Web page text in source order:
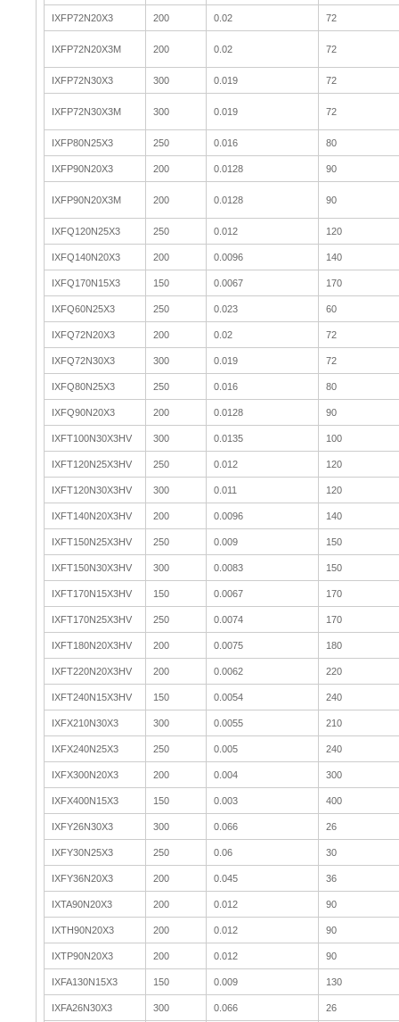
IXFP72N20X3 200 0.02 72
IXFP72N20X3M 200 0.02 72
IXFP72N30X3 300 0.019 72
IXFP72N30X3M 300 0.019 72
IXFP80N25X3 250 0.016 80
IXFP90N20X3 200 0.0128 90
IXFP90N20X3M 200 0.0128 90
IXFQ120N25X3 250 0.012 120
IXFQ140N20X3 200 0.0096 140
IXFQ170N15X3 150 0.0067 170
IXFQ60N25X3 250 0.023 60
IXFQ72N20X3 200 0.02 72
IXFQ72N30X3 300 0.019 72
IXFQ80N25X3 250 0.016 80
IXFQ90N20X3 200 0.0128 90
IXFT100N30X3HV 300 0.0135 100
IXFT120N25X3HV 250 0.012 120
IXFT120N30X3HV 300 0.011 120
IXFT140N20X3HV 200 0.0096 140
IXFT150N25X3HV 250 0.009 150
IXFT150N30X3HV 300 0.0083 150
IXFT170N15X3HV 150 0.0067 170
IXFT170N25X3HV 250 0.0074 170
IXFT180N20X3HV 200 0.0075 180
IXFT220N20X3HV 200 0.0062 220
IXFT240N15X3HV 150 0.0054 240
IXFX210N30X3 300 0.0055 210
IXFX240N25X3 250 0.005 240
IXFX300N20X3 200 0.004 300
IXFX400N15X3 150 0.003 400
IXFY26N30X3 300 0.066 26
IXFY30N25X3 250 0.06 30
IXFY36N20X3 200 0.045 36
IXTA90N20X3 200 0.012 90
IXTH90N20X3 200 0.012 90
IXTP90N20X3 200 0.012 90
IXFA130N15X3 150 0.009 130
IXFA26N30X3 300 0.066 26